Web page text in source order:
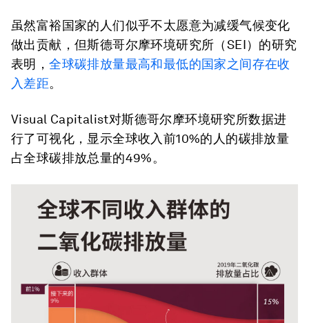
虽然富裕国家的人们似乎不太愿意为减缓气候变化
做出贡献，但斯德哥尔摩环境研究所（SEI）的研究
表明，全球碳排放量最高和最低的国家之间存在收
入差距。
Visual Capitalist对斯德哥尔摩环境研究所数据进
行了可视化，显示全球收入前10%的人的碳排放量
占全球碳排放总量的49%。